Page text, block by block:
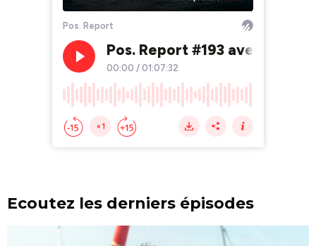
Ecoutez les derniers épisodes